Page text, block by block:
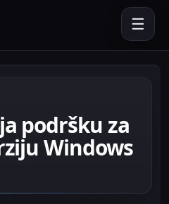
☰
podršku za
Windows